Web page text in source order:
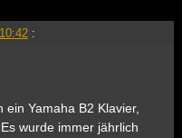
:
Yamaha B2 Klavier,
wurde immer jährlich